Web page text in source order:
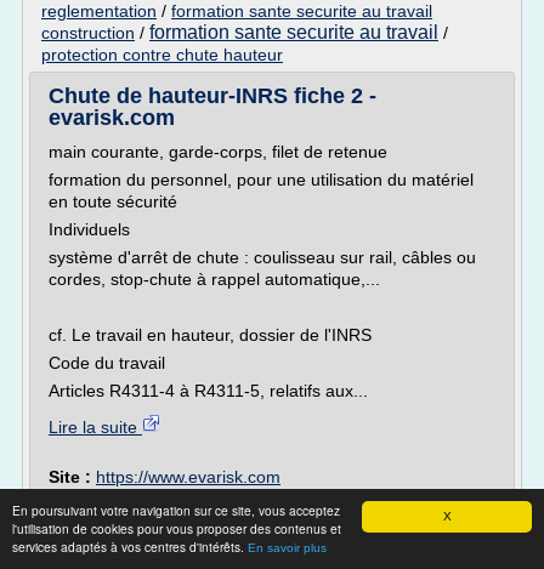
X
En poursuivant votre navigation sur ce site, vous acceptez
l'utilisation de cookies pour vous proposer des contenus et
services adaptés à vos centres d'intérêts. En savoir plus
reglementation / formation sante securite au travail
construction / formation sante securite au travail /
protection contre chute hauteur
Chute de hauteur-INRS fiche 2 -
evarisk.com
main courante, garde-corps, filet de retenue
formation du personnel, pour une utilisation du matériel
en toute sécurité
Individuels
système d'arrêt de chute : coulisseau sur rail, câbles ou
cordes, stop-chute à rappel automatique,...
cf. Le travail en hauteur, dossier de l'INRS
Code du travail
Articles R4311-4 à R4311-5, relatifs aux...
Lire la suite
Site : https://www.evarisk.com
Thèmes liés :equipement de protection individuelle
contre les chutes de hauteur/inrs protection individuelle contre les
chutes de hauteur/protection individuelle contre les chutes